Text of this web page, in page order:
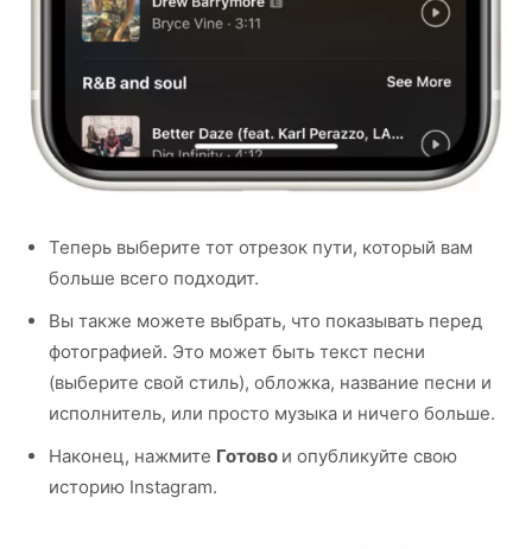
Теперь выберите тот отрезок пути, который вам
больше всего подходит.
Вы также можете выбрать, что показывать перед
фотографией. Это может быть текст песни
(выберите свой стиль), обложка, название песни и
исполнитель, или просто музыка и ничего больше.
Наконец, нажмите Готово и опубликуйте свою
историю Instagram.